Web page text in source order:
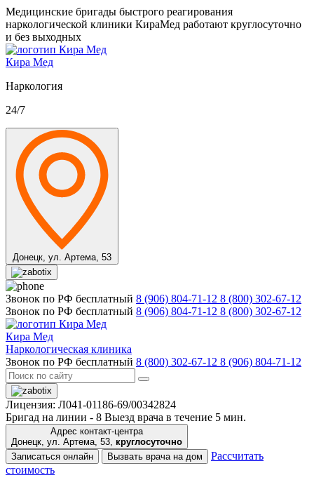
Медицинские бригады быстрого реагирования
наркологической клиники КираМед работают круглосуточно
и без выходных
Кира Мед
Наркология
24/7
Донецк, ул. Артема, 53
Звонок по РФ бесплатный 8 (906) 804-71-12 8 (800) 302-67-12
Звонок по РФ бесплатный 8 (906) 804-71-12 8 (800) 302-67-12
Кира Мед
Наркологическая клиника
Звонок по РФ бесплатный 8 (800) 302-67-12 8 (906) 804-71-12
Лицензия: Л041-01186-69/00342824
Бригад на линии - 8 Выезд врача в течение 5 мин.
Адрес контакт-центра
Донецк, ул. Артема, 53, круглосуточно
Записаться онлайн
Вызвать врача на дом
Рассчитать
стоимость